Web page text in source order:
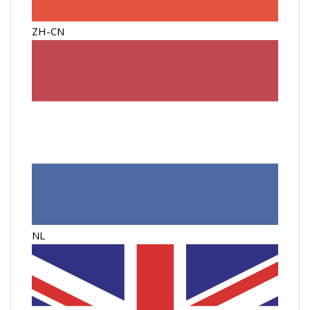
ZH-CN
NL